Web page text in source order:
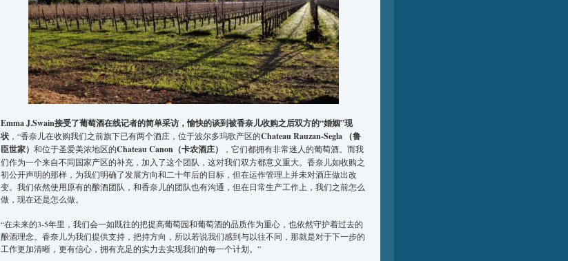
Emma J.Swain接受了葡萄酒在线记者的简单采访，愉快的谈到被香奈儿收购之后双方的“婚姻”现
状 ，“香奈儿在收购我们之前旗下已有两个酒庄，位于波尔多玛歌产区的Chateau Rauzan-Segla （鲁
臣世家） 和位于圣爱美浓地区的Chateau Canon（卡农酒庄）
，它们都拥有非常迷人的葡萄酒。而我
们作为一个来自不同国家产区的补充，加入了这个团队，这对我们双方都意义重大。香奈儿如收购之
初公开声明的那样，为我们明确了发展方向和二十年后的目标，但在运作管理上并未对酒庄做出改
变。我们依然使用原有的酿酒团队，和香奈儿的团队也有沟通，但在日常生产工作上，我们之前怎么
做，现在还是怎么做。
“在未来的3-5年里，我们会一如既往的把提高葡萄园和葡萄酒的品质作为重心，也依然守护着过去的
酿酒理念。香奈儿为我们提供支持，把持方向，所以若说我们感到与以往不同，那就是对于下一步的
工作更加清晰，更有信心，拥有充足的实力去实现我们的每一个计划。”